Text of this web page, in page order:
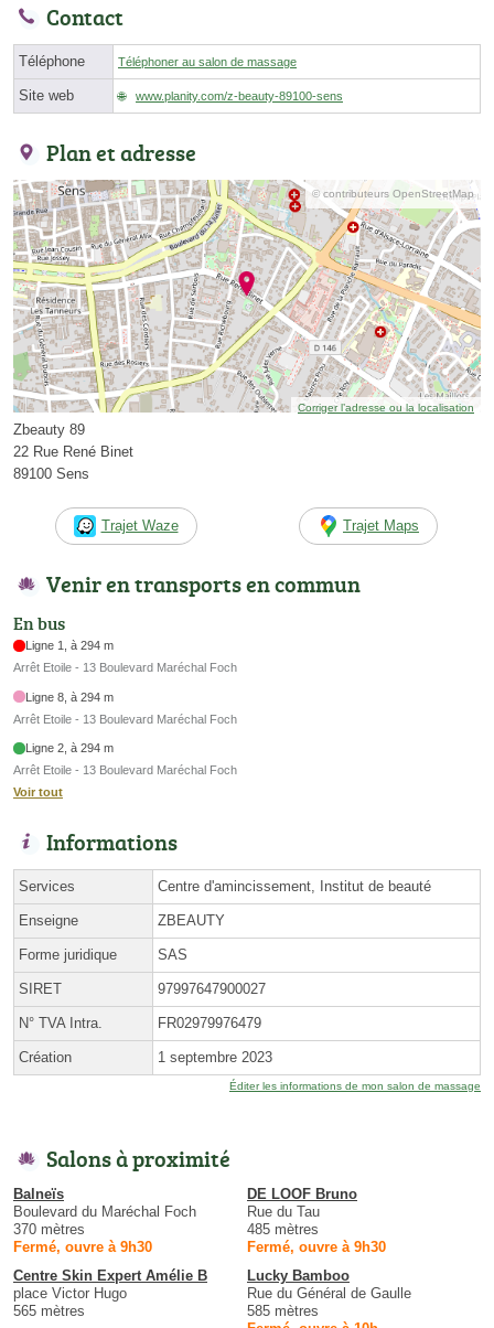
Contact
Téléphone Téléphoner au salon de massage
Site web www.planity.com/z-beauty-89100-sens
Plan et adresse
© contributeurs OpenStreetMap
Corriger l’adresse ou la localisation
Zbeauty 89
22 Rue René Binet
89100 Sens
Trajet Waze Trajet Maps
Venir en transports en commun
En bus
Ligne 1, à 294 m
Arrêt Etoile - 13 Boulevard Maréchal Foch
Ligne 8, à 294 m
Arrêt Etoile - 13 Boulevard Maréchal Foch
Ligne 2, à 294 m
Arrêt Etoile - 13 Boulevard Maréchal Foch
Voir tout
Informations
Services Centre d'amincissement, Institut de beauté
Enseigne ZBEAUTY
Forme juridique SAS
SIRET 97997647900027
N° TVA Intra. FR02979976479
Création 1 septembre 2023
Éditer les informations de mon salon de massage
Salons à proximité
Balneïs
Boulevard du Maréchal Foch
370 mètres
Fermé, ouvre à 9h30
DE LOOF Bruno
Rue du Tau
485 mètres
Fermé, ouvre à 9h30
Centre Skin Expert Amélie B
place Victor Hugo
565 mètres
Lucky Bamboo
Rue du Général de Gaulle
585 mètres